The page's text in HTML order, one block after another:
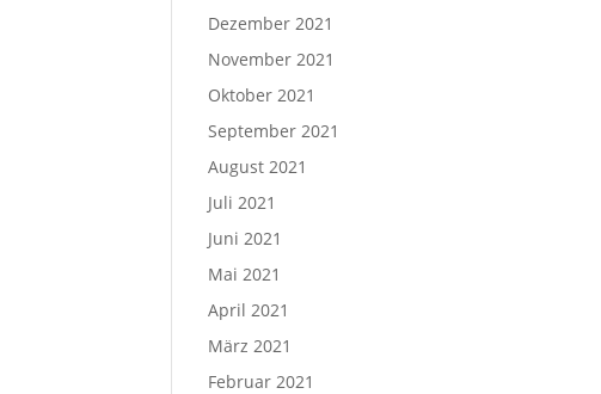
Dezember 2021
November 2021
Oktober 2021
September 2021
August 2021
Juli 2021
Juni 2021
Mai 2021
April 2021
März 2021
Februar 2021